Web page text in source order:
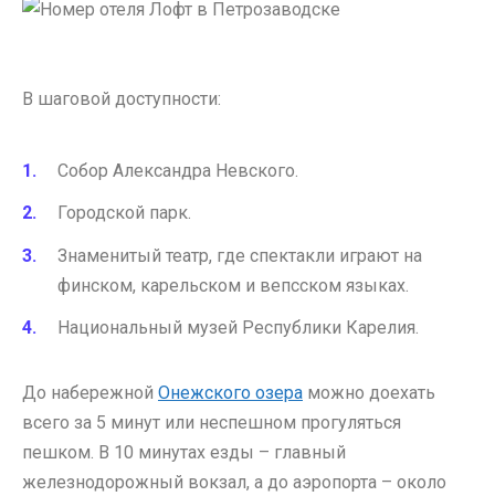
В шаговой доступности:
Собор Александра Невского.
Городской парк.
Знаменитый театр, где спектакли играют на
финском, карельском и вепсском языках.
Национальный музей Республики Карелия.
До набережной Онежского озера можно доехать
всего за 5 минут или неспешном прогуляться
пешком. В 10 минутах езды – главный
железнодорожный вокзал, а до аэропорта – около